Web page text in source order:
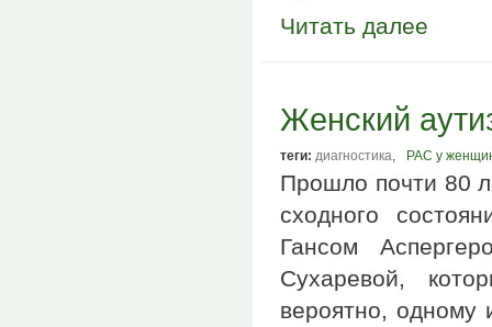
Читать далее
Женский
теги: диагностика, РАС у
Прошло почти 80
сходного
Гансом
Сухаревой,
вероятно, одному